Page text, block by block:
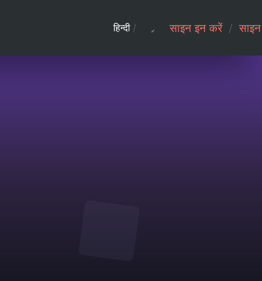
हिन्दी / साइन इन करें /